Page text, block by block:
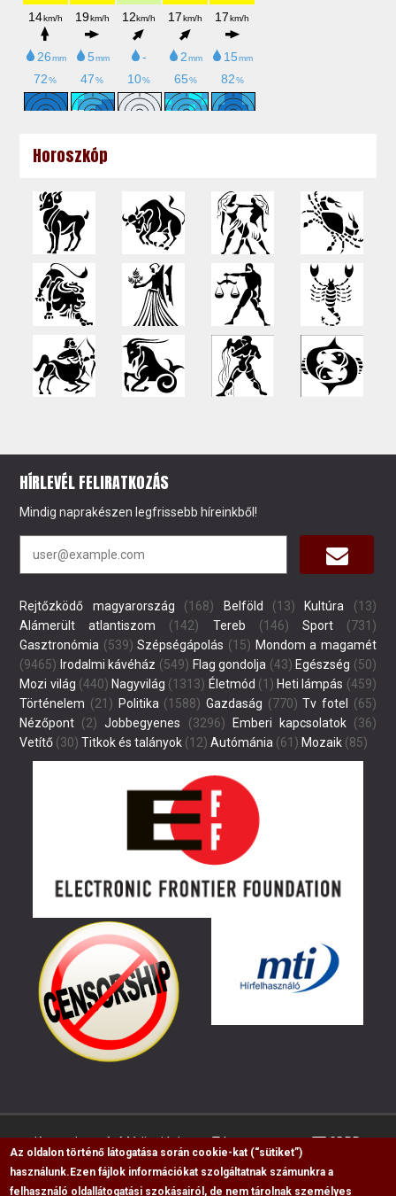
Horoszkóp
HÍRLEVÉL FELIRATKOZÁS
Mindig naprakészen legfrissebb híreinkből!
Rejtőzködő magyarország (168) Belföld (13) Kultúra (13)
Alámerült atlantiszom (142) Tereb (146) Sport(731)
Gasztronómia (539) Szépségápolás (15) Mondom a magamét
(9465) Irodalmi kávéház (549) Flag gondolja (43) Egészség (50)
Mozi világ (440) Nagyvilág (1313) Életmód (1) Heti lámpás (459)
Történelem (21) Politika(1588) Gazdaság (770) Tv fotel
(65)
Nézőpont (2) Jobbegyenes (3296) Emberi kapcsolatok(36)
Vetítő (30) Titkok és talányok (12) Autómánia (61) Mozaik (85)
Kapcsolat Médiaajánlat Impresszum GDPR
Az oldalon történő látogatása során cookie-kat (“sütiket”)
használunk. Ezen fájlok információkat szolgáltatnak számunkra a
felhasználó oldallátogatási szokásairól, de nem tárolnak személyes